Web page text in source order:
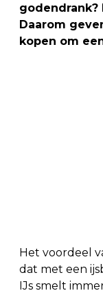
godendrank?
Daarom
kopen om
Het voordeel
dat met een
IJs smelt